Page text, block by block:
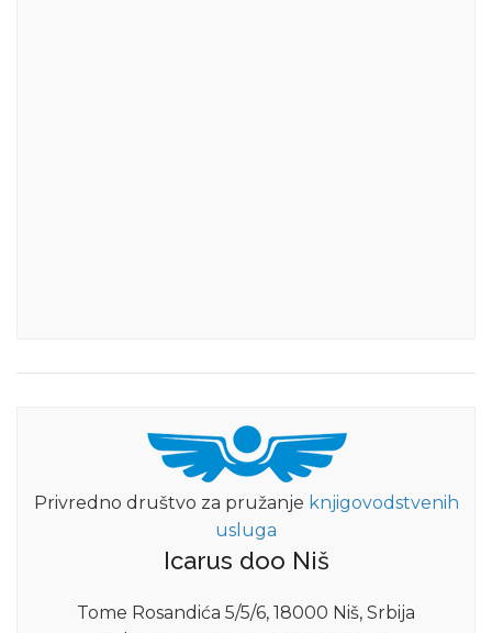
Privredno društvo za pružanje knjigovodstvenih
usluga
Icarus doo Niš
Tome Rosandića 5/5/6, 18000 Niš, Srbija